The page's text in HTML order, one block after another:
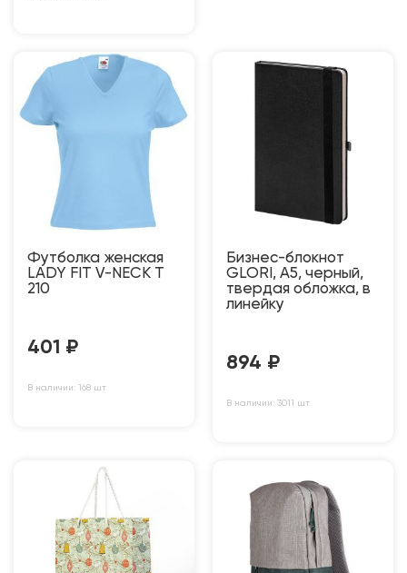
Футболка женская
LADY FIT V-NECK T
210
401 ₽
В наличии: 168 шт
Бизнес-блокнот
GLORI, A5, черный,
твердая обложка, в
линейку
894 ₽
В наличии: 3011 шт